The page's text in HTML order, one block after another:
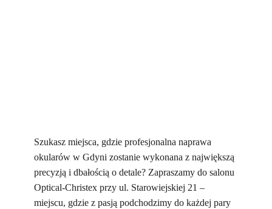
Szukasz miejsca, gdzie profesjonalna naprawa
okularów w Gdyni zostanie wykonana z największą
precyzją i dbałością o detale? Zapraszamy do salonu
Optical-Christex przy ul. Starowiejskiej 21 –
miejscu, gdzie z pasją podchodzimy do każdej pary